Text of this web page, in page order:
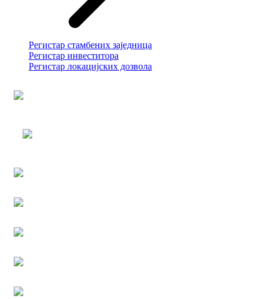
Регистар стамбених заједница
Регистар инвеститора
Регистар локацијских дозвола